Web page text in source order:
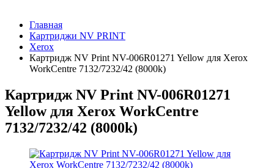
Главная
Картриджи NV PRINT
Xerox
Картридж NV Print NV-006R01271 Yellow для Xerox
WorkCentre 7132/7232/42 (8000k)
Картридж NV Print NV-006R01271
Yellow для Xerox WorkCentre
7132/7232/42 (8000k)